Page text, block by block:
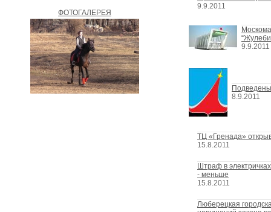
ФОТОГАЛЕРЕЯ
9.9.2011
9.9.2011
8.9.2011
ТЦ «Гренада»
15.8.2011
Штраф в
- меньше
15.8.2011
Люберецкая